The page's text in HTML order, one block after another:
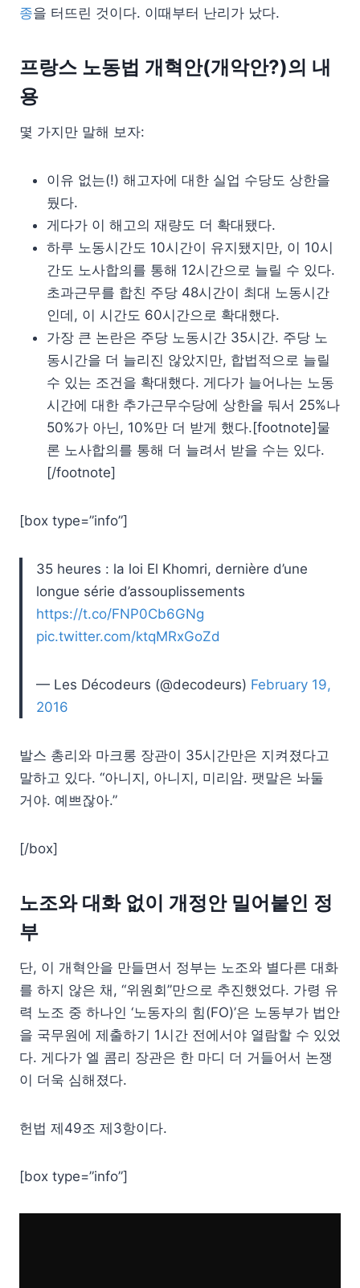
종을 터뜨린 것이다. 이때부터 난리가 났다.
프랑스 노동법 개혁안(개악안?)의 내
용
몇 가지만 말해 보자:
이유 없는(!) 해고자에 대한 실업 수당도 상한을
뒀다.
게다가 이 해고의 재량도 더 확대됐다.
하루 노동시간도 10시간이 유지됐지만, 이 10시
간도 노사합의를 통해 12시간으로 늘릴 수 있다.
초과근무를 합친 주당 48시간이 최대 노동시간
인데, 이 시간도 60시간으로 확대했다.
가장 큰 논란은 주당 노동시간 35시간. 주당 노
동시간을 더 늘리진 않았지만, 합법적으로 늘릴
수 있는 조건을 확대했다. 게다가 늘어나는 노동
시간에 대한 추가근무수당에 상한을 둬서 25%나
50%가 아닌, 10%만 더 받게 했다.[footnote]물
론 노사합의를 통해 더 늘려서 받을 수는 있다.
[/footnote]
[box type=”info”]
35 heures : la loi El Khomri, dernière d’une
longue série d’assouplissements
https://t.co/FNP0Cb6GNg
pic.twitter.com/ktqMRxGoZd
— Les Décodeurs (@decodeurs) February 19,
2016
발스 총리와 마크롱 장관이 35시간만은 지켜졌다고
말하고 있다. “아니지, 아니지, 미리암. 팻말은 놔둘
거야. 예쁘잖아.”
[/box]
노조와 대화 없이 개정안 밀어붙인 정
부
단, 이 개혁안을 만들면서 정부는 노조와 별다른 대화
를 하지 않은 채, “위원회”만으로 추진했었다. 가령 유
력 노조 중 하나인 ‘노동자의 힘(FO)’은 노동부가 법안
을 국무원에 제출하기 1시간 전에서야 열람할 수 있었
다. 게다가 엘 콤리 장관은 한 마디 더 거들어서 논쟁
이 더욱 심해졌다.
헌법 제49조 제3항이다.
[box type=”info”]